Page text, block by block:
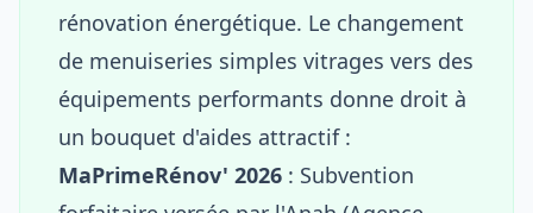
rénovation énergétique. Le changement
de menuiseries simples vitrages vers des
équipements performants donne droit à
un bouquet d'aides attractif :
MaPrimeRénov' 2026 : Subvention